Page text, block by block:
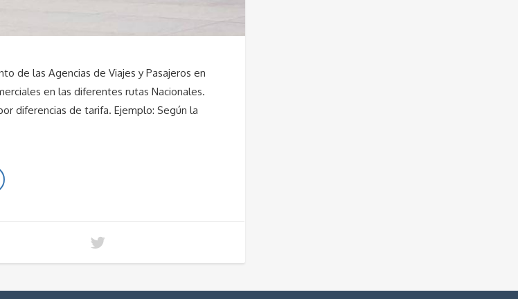
de las Agencias de Viajes y Pasajeros en
en las diferentes rutas Nacionales.
diferencias de tarifa. Ejemplo: Según la